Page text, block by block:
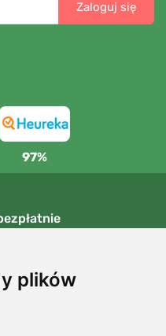
plików
Zaloguj się
97%
powyżej 250 PLN
zamówienie w dowolnym